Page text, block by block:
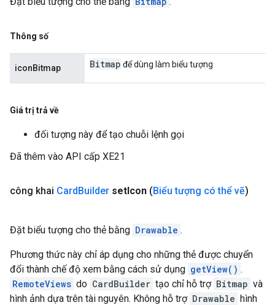
Thông số
iconBitmap Bitmap để dùng làm biểu tượng
Giá trị trả về
đối tượng này để tạo chuỗi lệnh gọi
Đã thêm vào API cấp XE21
công khai CardBuilder setIcon (Biểu tượng có thể vẽ)
Đặt biểu tượng cho thẻ bằng Drawable .
Phương thức này chỉ áp dụng cho những thẻ được chuyển
đổi thành chế độ xem bằng cách sử dụng getView() .
RemoteViews do CardBuilder tạo chỉ hỗ trợ Bitmap và
hình ảnh dựa trên tài nguyên. Không hỗ trợ Drawable hình